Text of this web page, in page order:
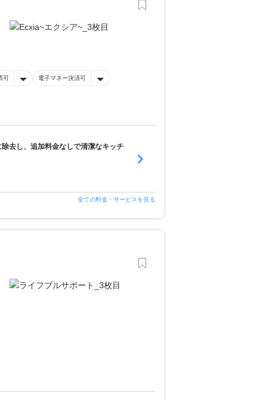
可 電子マネー決済可
去し、追加料金なしで清潔なキッチ
全ての料金・サービスを見る